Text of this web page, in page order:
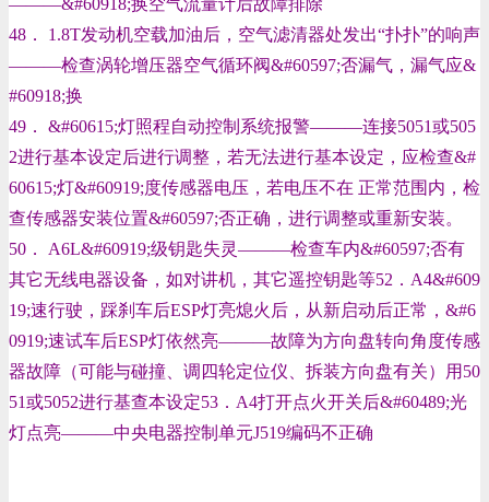
———&#60918;换空气流量计后故障排除
48． 1.8T发动机空载加油后，空气滤清器处发出“扑扑”的响声
———检查涡轮增压器空气循环阀&#60597;否漏气，漏气应&
#60918;换
49． &#60615;灯照程自动控制系统报警———连接5051或505
2进行基本设定后进行调整，若无法进行基本设定，应检查&#
60615;灯&#60919;度传感器电压，若电压不在 正常范围内，检
查传感器安装位置&#60597;否正确，进行调整或重新安装。
50． A6L&#60919;级钥匙失灵———检查车内&#60597;否有
其它无线电器设备，如对讲机，其它遥控钥匙等52．A4&#609
19;速行驶，踩刹车后ESP灯亮熄火后，从新启动后正常， &#6
0919;速试车后ESP灯依然亮———故障为方向盘转向角度传感
器故障（可能与碰撞、调四轮定位仪、拆装方向盘有关）用50
51或5052进行基查本设定53．A4打开点火开关后&#60489;光
灯点亮———中央电器控制单元J519编码不正确